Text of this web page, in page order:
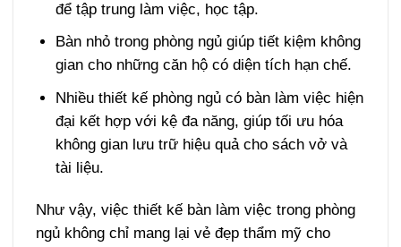
để tập trung làm việc, học tập.
Bàn nhỏ trong phòng ngủ giúp tiết kiệm không
gian cho những căn hộ có diện tích hạn chế.
Nhiều thiết kế phòng ngủ có bàn làm việc hiện
đại kết hợp với kệ đa năng, giúp tối ưu hóa
không gian lưu trữ hiệu quả cho sách vở và
tài liệu.
Như vậy, việc thiết kế bàn làm việc trong phòng
ngủ không chỉ mang lại vẻ đẹp thẩm mỹ cho